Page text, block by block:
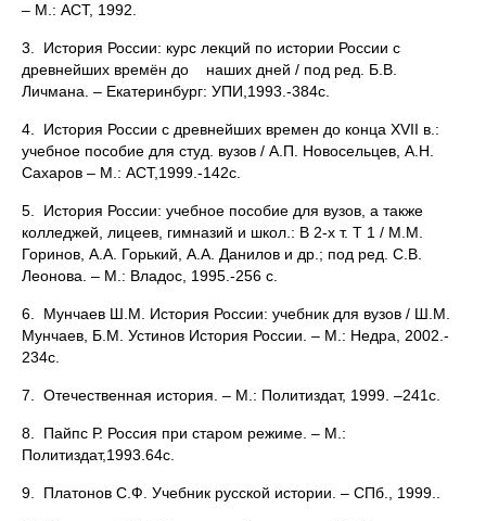
– М.: АСТ, 1992.
3. История России: курс лекций по истории России с
древнейших времён до наших дней / под ред. Б.В.
Личмана. – Екатеринбург: УПИ,1993.-384с.
4. История России с древнейших времен до конца XVII в.:
учебное пособие для студ. вузов / А.П. Новосельцев, А.Н.
Сахаров – М.: АСТ,1999.-142с.
5. История России: учебное пособие для вузов, а также
колледжей, лицеев, гимназий и школ.: В 2-х т. Т 1 / М.М.
Горинов, А.А. Горький, А.А. Данилов и др.; под ред. С.В.
Леонова. – М.: Владос, 1995.-256 с.
6. Мунчаев Ш.М. История России: учебник для вузов / Ш.М.
Мунчаев, Б.М. Устинов История России. – М.: Недра, 2002.-
234с.
7. Отечественная история. – М.: Политиздат, 1999. –241с.
8. Пайпс Р. Россия при старом режиме. – М.:
Политиздат,1993.64с.
9. Платонов С.Ф. Учебник русской истории. – СПб., 1999..